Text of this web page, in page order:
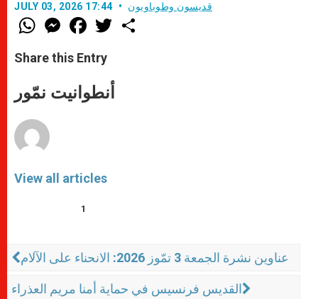
JULY 03, 2026 17:44 قديسون وطوباويون
W
h
t
s
p
p
M
e
s
e
e
F
a
e
b
o
k
w
Share this Entry
أنطوانيت نمّور
View all articles
1
عناوين نشرة الجمعة 3 تمّوز 2026: الانحناء على الآلام
القديس فرنسيس في حماية أمنا مريم العذراء